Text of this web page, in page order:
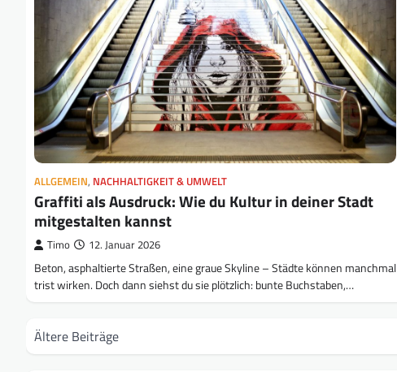
ALLGEMEIN, NACHHALTIGKEIT & UMWELT
Graffiti als Ausdruck: Wie du Kultur in deiner Stadt
mitgestalten kannst
Timo 12. Januar 2026
Beton, asphaltierte Straßen, eine graue Skyline – Städte können manchmal
trist wirken. Doch dann siehst du sie plötzlich: bunte Buchstaben,…
Beitragsnavigation
Ältere Beiträge